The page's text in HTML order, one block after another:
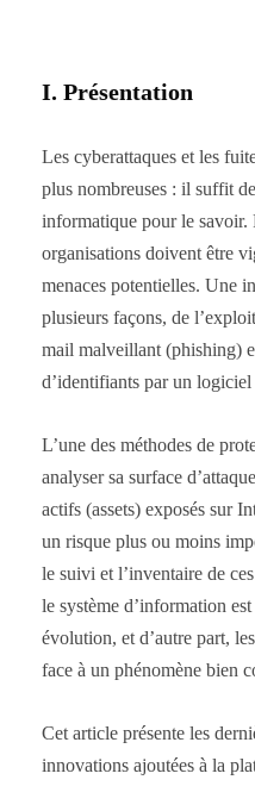
I. Présentation
Les cyberattaques et les
plus nombreuses : il suffit
informatique pour le savoir.
organisations doivent être
menaces potentielles. Une
plusieurs façons, de
mail malveillant (phishing)
d’identifiants par un
L’une des méthodes de
analyser sa surface
actifs (assets) exposés sur
un risque plus ou moins
le suivi et l’inventaire de
le système d’information
évolution, et d’autre part,
face à un phénomène bien
Cet article présente les
innovations ajoutées à la